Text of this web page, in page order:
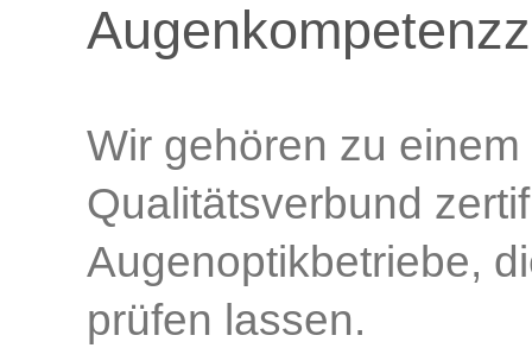
Wir gehören zu einem
Qualitätsverbund
Augenoptikbetriebe,
prüfen lassen.